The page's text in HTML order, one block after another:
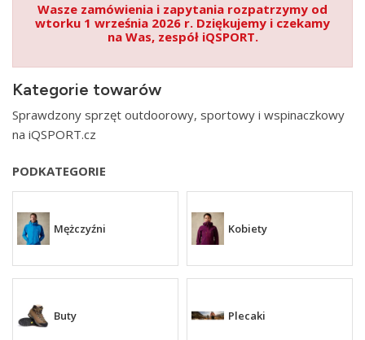
Wasze zamówienia i zapytania rozpatrzymy od
wtorku 1 września 2026 r. Dziękujemy i czekamy
na Was, zespół iQSPORT.
Kategorie towarów
Sprawdzony sprzęt outdoorowy, sportowy i wspinaczkowy
na iQSPORT.cz
PODKATEGORIE
Mężczyźni Kobiety
Buty Plecaki